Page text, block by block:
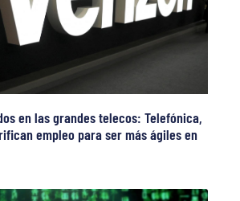
en las grandes telecos: Telefónica,
empleo para ser más ágiles en